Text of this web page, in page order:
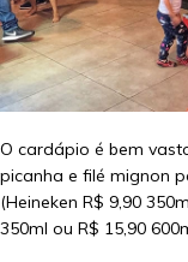
O cardápio é bem
picanha e filé mignon
(Heineken R$ 9,90
350ml ou R$ 15,90